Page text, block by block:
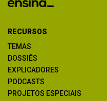
RECURSOS
TEMAS
DOSSIÊS
EXPLICADORES
PODCASTS
PROJETOS ESPECIAIS